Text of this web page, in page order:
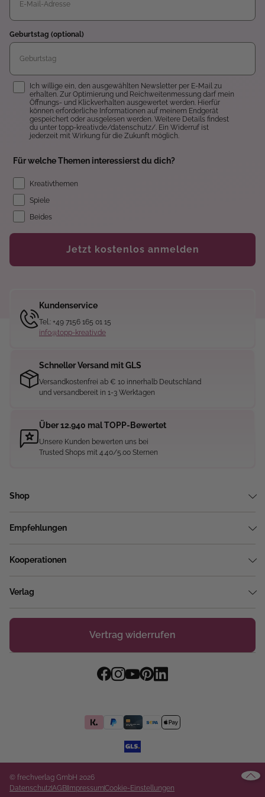
Geburtstag (optional)
Einwilligung
Ich willige ein, den ausgewählten Newsletter per E-Mail zu
erhalten. Zur Optimierung und Reichweitenmessung darf mein
Öffnungs- und Klickverhalten ausgewertet werden. Hierfür
können erforderliche Informationen auf meinem Endgerät
gespeichert oder ausgelesen werden. Weitere Details findest
du unter topp-kreativ.de/datenschutz/. Ein Widerruf ist
jederzeit mit Wirkung für die Zukunft möglich.
Für welche Themen interessierst du dich?
Kreativthemen
Spiele
Beides
Jetzt kostenlos anmelden
Kundenservice
Tel.: +49 7156 165 01 15
info@topp-kreativ.de
Schneller Versand mit GLS
Versandkostenfrei ab € 10 innerhalb Deutschland
und versandbereit in 1-3 Werktagen
Über 12.940 mal TOPP-Bewertet
Unsere Kunden bewerten uns bei
Trusted Shops mit 4.40/5.00 Sternen
Shop
Empfehlungen
Kooperationen
Verlag
Vertrag widerrufen
© frechverlag GmbH 2026
DatenschutzAGB ImpressumCookie-Einstellungen